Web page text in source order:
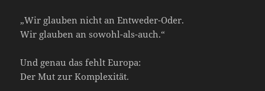
„Wir glauben nicht an Entweder-Oder.
Wir glauben an sowohl-als-auch.“
Und genau das fehlt Europa:
Der Mut zur Komplexität.